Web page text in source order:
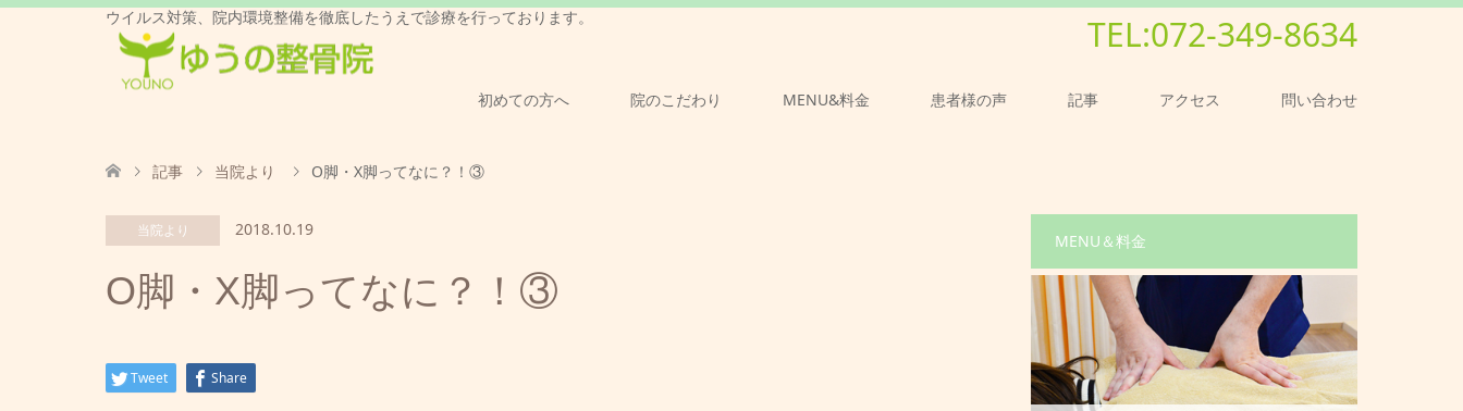
ウイルス対策、院内環境整備を徹底したうえで診療を行っております。 TEL:072-349-8634
初めての方へ 院のこだわり MENU&料金 患者様の声 記事 アクセス 問い合わせ
記事 当院より O脚・X脚ってなに？！③
当院より 2018.10.19
O脚・X脚ってなに？！③
Tweet Share
MENU＆料金